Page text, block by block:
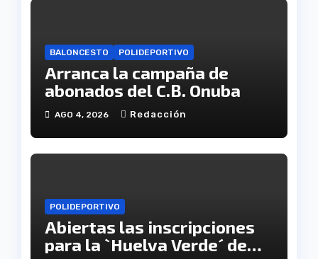
BALONCESTO POLIDEPORTIVO
Arranca la campaña de
abonados del C.B. Onuba
AGO 4, 2026 Redacción
POLIDEPORTIVO
Abiertas las inscripciones
para la `Huelva Verde´ de